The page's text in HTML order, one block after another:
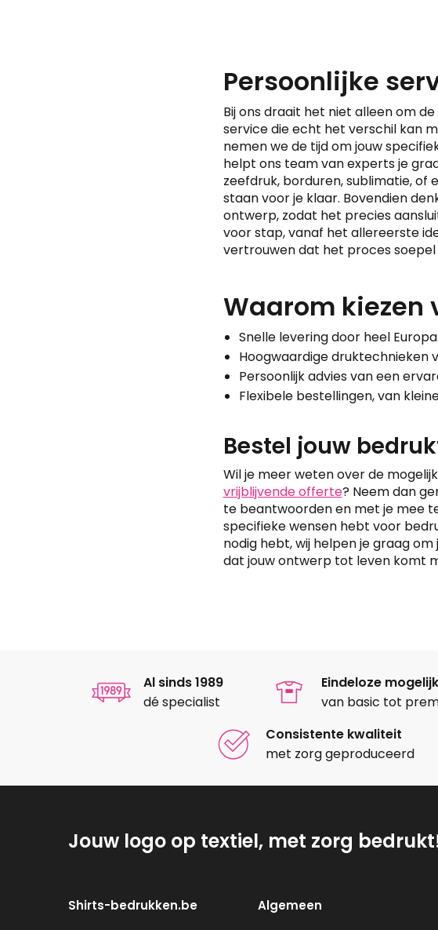
Persoonlijke
Bij ons draait het niet alleen om
service die echt het verschil kan
nemen we de tijd om jouw
helpt ons team van experts je
zeefdruk, borduren, sublimatie, of
staan voor je klaar. Bovendien
ontwerp, zodat het precies
voor stap, vanaf het allereerste
vertrouwen dat het proces
Waarom kiezen
Snelle levering door heel Europa.
Hoogwaardige druktechnieken
Persoonlijk advies van een
Flexibele bestellingen, van
Bestel jouw
Wil je meer weten over de
vrijblijvende offerte? Neem dan
te beantwoorden en met je mee
specifieke wensen hebt voor
nodig hebt, wij helpen je graag
dat jouw ontwerp tot leven komt
Al sinds 1989
dé specialist
Eindeloze
van basic tot
Consistente kwaliteit
met zorg geproduceerd
Jouw logo op textiel, met zorg
Shirts-bedrukken.be
Algemeen